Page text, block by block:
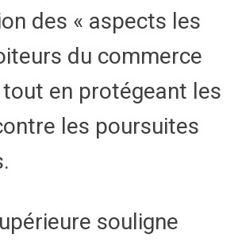
des « aspects les
du commerce
tout en protégeant les
les poursuites
souligne